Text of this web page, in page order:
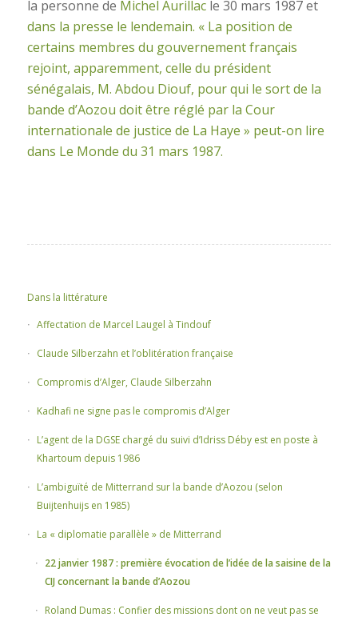
la personne de Michel Aurillacle 30 mars 1987 et
dans la presse le lendemain. « La position de
certains membres du gouvernement français
rejoint, apparemment, celle du président
sénégalais, M. Abdou Diouf, pour qui le sort de la
bande d’Aozou doit être réglé par la Cour
internationale de justice de La Haye » peut-on lire
dans Le Monde du 31 mars 1987.
Dans la littérature
Affectation de Marcel Laugel à Tindouf
Claude Silberzahn et l’oblitération française
Compromis d’Alger, Claude Silberzahn
Kadhafi ne signe pas le compromis d’Alger
L’agent de la DGSE chargé du suivi d’Idriss Déby est en poste à
Khartoum depuis 1986
L’ambiguïté de Mitterrand sur la bande d’Aozou (selon
Buijtenhuijs en 1985)
La « diplomatie parallèle » de Mitterrand
22 janvier 1987 : première évocation de l’idée de la saisine de la
CIJ concernant la bande d’Aozou
Roland Dumas : Confier des missions dont on ne veut pas se